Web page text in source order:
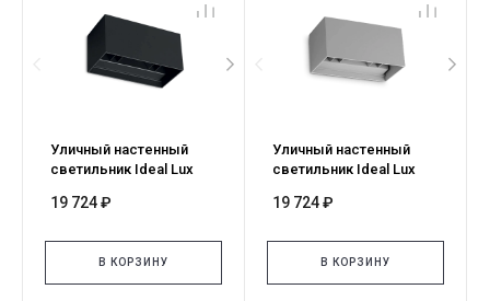
Уличный настенный
светильник Ideal Lux
4000K 366906
19 724 ₽
В КОРЗИНУ
Уличный настенный
светильник Ideal Lux
4000K 366890
19 724 ₽
В КОРЗИНУ